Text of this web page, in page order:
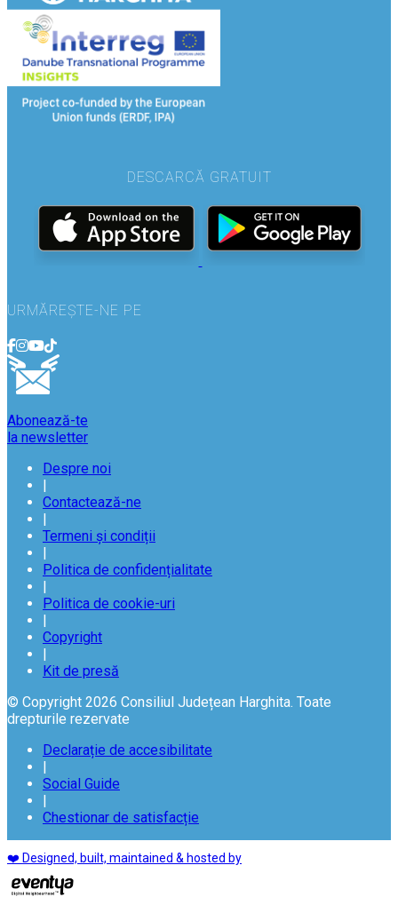
DESCARCĂ GRATUIT
URMĂREȘTE-NE PE
Abonează-te
la newsletter
Despre noi
Contactează-ne
Termeni și condiții
Politica de confidențialitate
Politica de cookie-uri
Copyright
Kit de presă
© Copyright 2026 Consiliul Județean Harghita. Toate
drepturile rezervate
Declarație de accesibilitate
Social Guide
Chestionar de satisfacție
❤️ Designed, built, maintained & hosted by